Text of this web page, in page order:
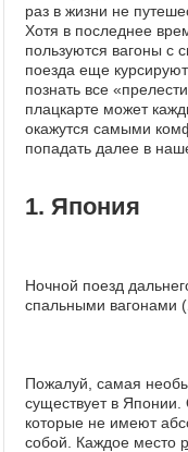
раз в жизни не
Хотя в последнее
пользуются вагоны с
поезда еще
познать все
плацкарте может
окажутся самыми
попадать далее в
1. Япония
Ночной поезд
спальными вагонами
Пожалуй, самая
существует в Японии.
которые не имеют
собой. Каждое место